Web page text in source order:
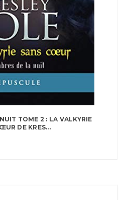
TOME 2 : LA VALKYRIE
DE KRES...